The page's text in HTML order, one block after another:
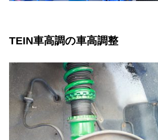
TEIN車高調の車高調整